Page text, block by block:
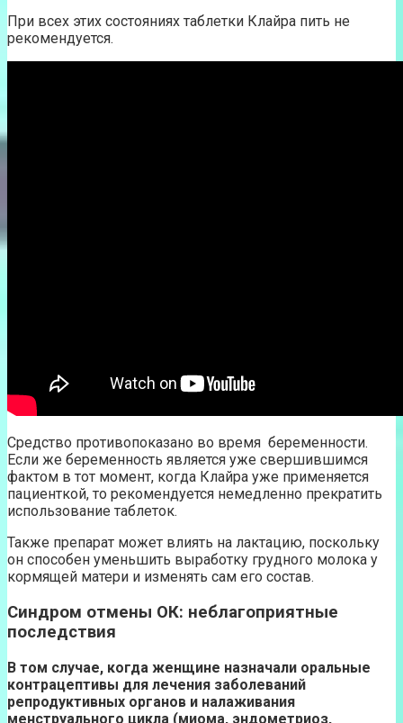
При всех этих состояниях таблетки Клайра пить не
рекомендуется.
Средство противопоказано во время беременности.
Если же беременность является уже свершившимся
фактом в тот момент, когда Клайра уже применяется
пациенткой, то рекомендуется немедленно прекратить
использование таблеток.
Также препарат может влиять на лактацию, поскольку
он способен уменьшить выработку грудного молока у
кормящей матери и изменять сам его состав.
Синдром отмены ОК: неблагоприятные
последствия
В том случае, когда женщине назначали оральные
контрацептивы для лечения заболеваний
репродуктивных органов и налаживания
менструального цикла (миома, эндометриоз,